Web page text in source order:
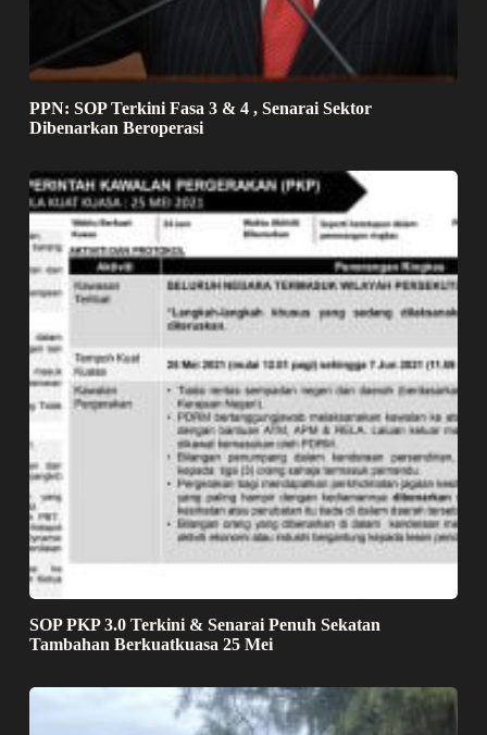
PPN: SOP Terkini Fasa 3 & 4 , Senarai Sektor
Dibenarkan Beroperasi
SOP PKP 3.0 Terkini & Senarai Penuh Sekatan
Tambahan Berkuatkuasa 25 Mei